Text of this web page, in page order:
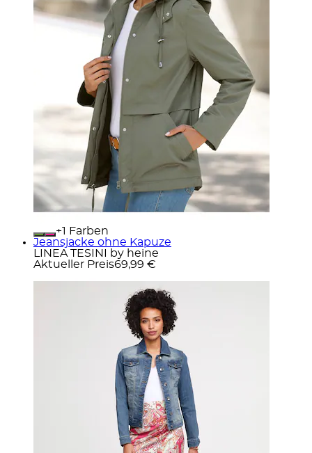
+
Farben
Jeansjacke ohne Kapuze
LINEA TESINI by heine
Aktueller Preis69,99 €